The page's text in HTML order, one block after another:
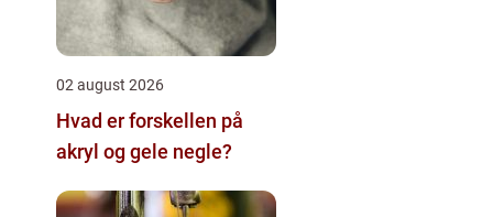
02 august 2026
Hvad er forskellen på
akryl og gele negle?